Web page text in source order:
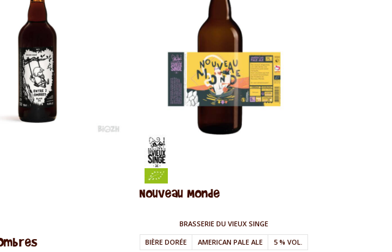
Nouveau Monde
BRASSERIE DU VIEUX SINGE
BIÈRE DORÉE
AMERICAN PALE ALE 5 % VOL.